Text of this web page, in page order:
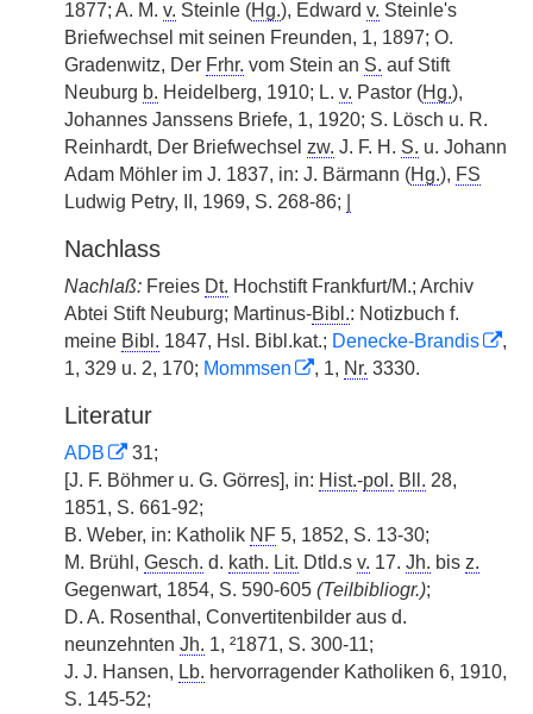
1877; A. M. v. Steinle (Hg.), Edward v. Steinle's
Briefwechsel mit seinen Freunden, 1, 1897; O.
Gradenwitz, Der Frhr. vom Stein an S. auf Stift
Neuburg b. Heidelberg, 1910; L. v. Pastor (Hg.),
Johannes Janssens Briefe, 1, 1920; S. Lösch u. R.
Reinhardt, Der Briefwechsel zw. J. F. H. S. u. Johann
Adam Möhler im J. 1837, in: J. Bärmann (Hg.), FS
Ludwig Petry, II, 1969, S. 268-86;
Nachlass
Nachlaß: Freies Dt. Hochstift Frankfurt/M.; Archiv
Abtei Stift Neuburg; Martinus-Bibl.: Notizbuch f.
meine Bibl. 1847, Hsl. Bibl.kat.; Denecke-Brandis
,
1, 329 u. 2, 170; Mommsen , 1, Nr. 3330.
Literatur
ADB
31;
[J. F. Böhmer u. G. Görres], in: Hist.-pol. Bll. 28,
1851, S. 661-92;
B. Weber, in: Katholik NF 5, 1852, S. 13-30;
M. Brühl, Gesch. d. kath. Lit. Dtld.s v. 17. Jh. bis z.
Gegenwart, 1854, S. 590-605 (Teilbibliogr.);
D. A. Rosenthal, Convertitenbilder aus d.
neunzehnten Jh. 1, ²1871, S. 300-11;
J. J. Hansen, Lb. hervorragender Katholiken 6, 1910,
S. 145-52;